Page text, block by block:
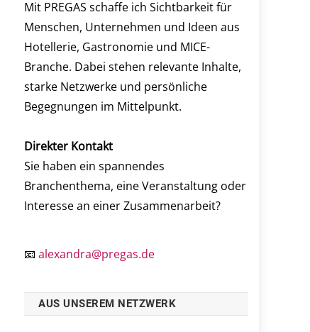
Mit PREGAS schaffe ich Sichtbarkeit für
Menschen, Unternehmen und Ideen aus
Hotellerie, Gastronomie und MICE-
Branche. Dabei stehen relevante Inhalte,
starke Netzwerke und persönliche
Begegnungen im Mittelpunkt.
Direkter Kontakt
Sie haben ein spannendes
Branchenthema, eine Veranstaltung oder
Interesse an einer Zusammenarbeit?
📧alexandra@pregas.de
AUS UNSEREM NETZWERK